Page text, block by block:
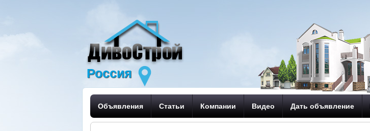
Россия
Объявления Статьи Компании Видео Дать объявление